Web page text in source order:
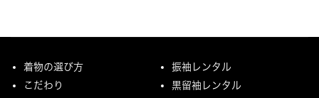
着物の選び方
こだわり
振袖レンタル
黒留袖レンタル